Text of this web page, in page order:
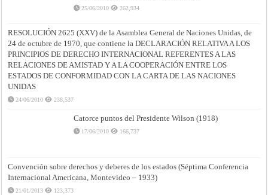
25/06/2010 262,934
RESOLUCIÓN 2625 (XXV) de la Asamblea General de Naciones Unidas, de
24 de octubre de 1970, que contiene la DECLARACIÓN RELATIVA A LOS
PRINCIPIOS DE DERECHO INTERNACIONAL REFERENTES A LAS
RELACIONES DE AMISTAD Y A LA COOPERACIÓN ENTRE LOS
ESTADOS DE CONFORMIDAD CON LA CARTA DE LAS NACIONES
UNIDAS
24/06/2010 238,537
Catorce puntos del Presidente Wilson (1918)
17/06/2010 166,737
Convención sobre derechos y deberes de los estados (Séptima Conferencia
Internacional Americana, Montevideo – 1933)
21/01/2013 123,373